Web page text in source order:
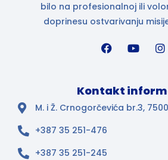
bilo na profesionalnoj ili
doprinesu ostvarivanju
Kontakt
M. i Ž. Crnogorčevića br.3,
+387 35 251-476
+387 35 251-245